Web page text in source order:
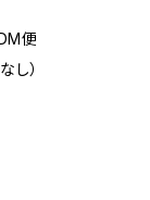
便
し）